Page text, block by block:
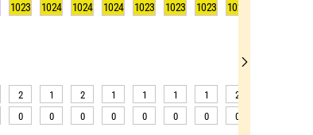
1023 1024 1024 1024 1023 1023 1023 1023
2 1 2 1 1 1 1 2
0 0 0 0 0 0 0 0